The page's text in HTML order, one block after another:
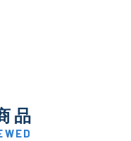
品